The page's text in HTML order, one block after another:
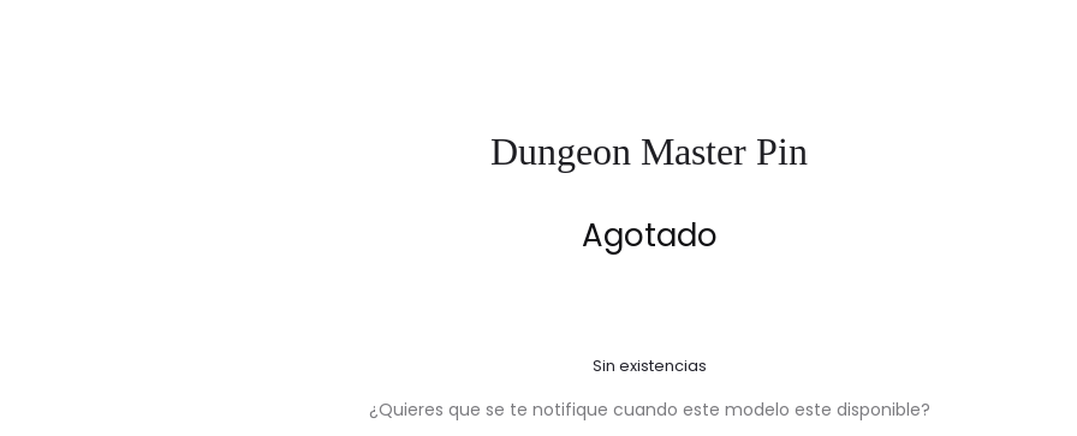
Dungeon Master Pin
Agotado
Sin existencias
¿Quieres que se te notifique cuando este modelo este disponible?